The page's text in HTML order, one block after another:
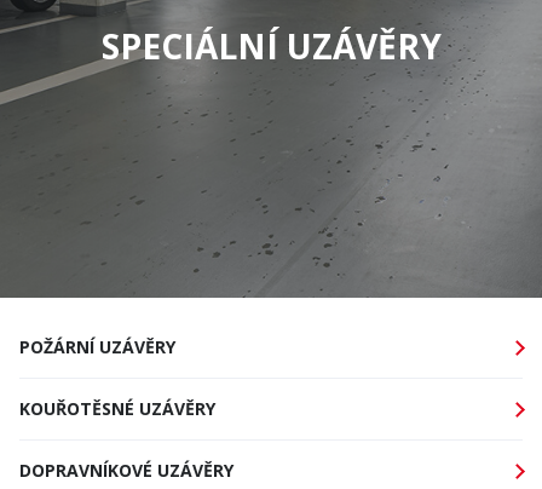
SPECIÁLNÍ UZÁVĚRY
POŽÁRNÍUZÁVĚRY
KOUŘOTĚSNÉ UZÁVĚRY
DOPRAVNÍKOVÉ UZÁVĚRY